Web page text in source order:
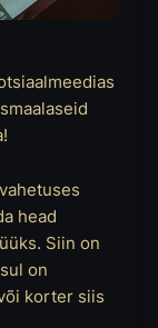
head
Siin on
on
korter siis